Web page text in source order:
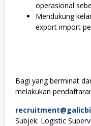
operasional
Mendukung
export import
Bagi yang berminat
melakukan
Subjek: Logistic